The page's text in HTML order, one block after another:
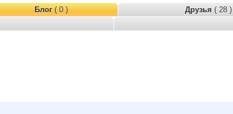
Блог( 0 ) Друзья ( 28 )